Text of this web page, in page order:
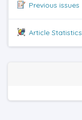
Previous issues
Article Statistics